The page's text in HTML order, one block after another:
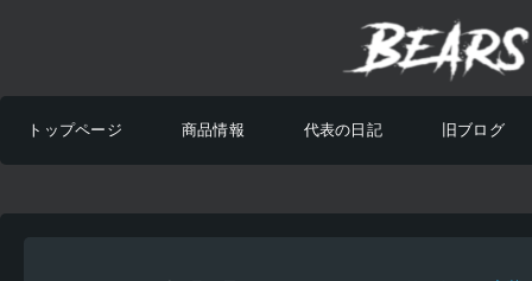
トップページ 商品情報 代表の日記 旧ブログ